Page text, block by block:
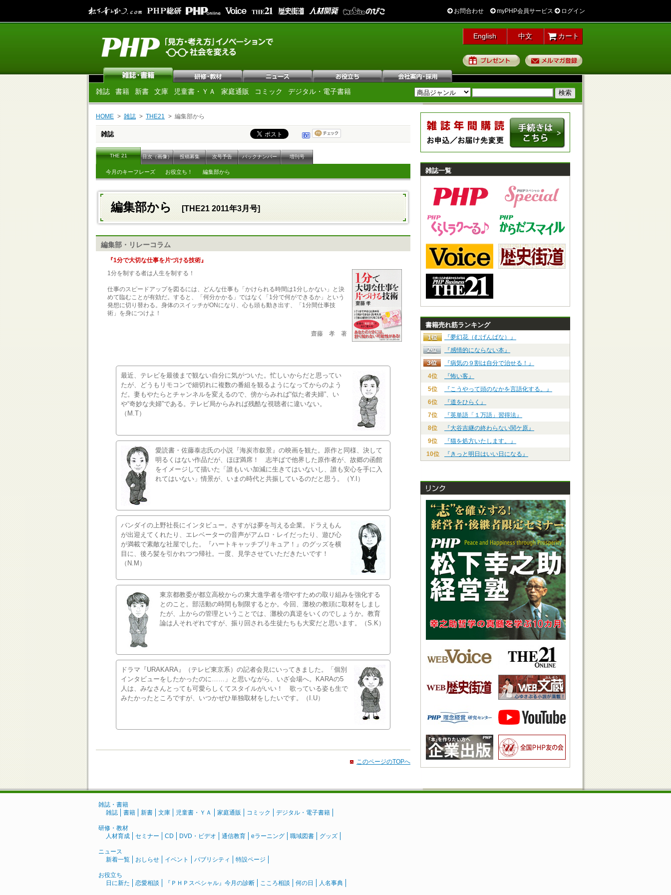
お問合わせ myPHP会員サービス ログイン
English 中文 カート
プレゼント
雑誌 書籍 新書 文庫 児童書・ＹＡ 家庭通販 コミック デジタル・電子書籍
HOME 雑誌 THE21 編集部から
雑誌
THE 21 目次（画像） 投稿募集 次号予告 バックナンバー 増刊号
今月のキーフレーズ お役立ち！ 編集部から
編集部から [THE21 2011年3月号]
編集部・リレーコラム
『1分で大切な仕事を片づける技術』
1分を制する者は人生を制する！
仕事のスピードアップを図るには、どんな仕事も「かけられる時間は1分しかない」と決
めて臨むことが有効だ。すると、「何分かかる」ではなく「1分で何ができるか」という
発想に切り替わる。身体のスイッチがONになり、心も頭も動き出す、「1分間仕事技
術」を身につけよ！
齋藤 孝 著
最近、テレビを最後まで観ない自分に気がついた。忙しいからだと思ってい
たが、どうもリモコンで細切れに複数の番組を観るようになってからのよう
だ。妻もやたらとチャンネルを変えるので、傍からみれば“似た者夫婦”、い
や“奇妙な夫婦”である。テレビ局からみれば残酷な視聴者に違いない。
（M.T）
愛読書・佐藤泰志氏の小説『海炭市叙景』の映画を観た。原作と同様、決して
明るくはない作品だが、ほぼ満席！ 志半ばで他界した原作者が、故郷の函館
をイメージして描いた「誰もいい加減に生きてはいないし、誰も安心を手に入
れてはいない」情景が、いまの時代と共振しているのだと思う。（Y.I）
バンダイの上野社長にインタビュー。さすがは夢を与える企業。ドラえもん
が出迎えてくれたり、エレベーターの音声がアムロ・レイだったり、遊び心
が満載で素敵な社屋でした。『ハートキャッチプリキュア！』のグッズを横
目に、後ろ髪を引かれつつ帰社。一度、見学させていただきたいです！
（N.M）
東京都教委が都立高校からの東大進学者を増やすための取り組みを強化する
とのこと。部活動の時間も制限するとか。今回、灘校の教頭に取材をしまし
たが、上からの管理ということでは、灘校の真逆をいくのでしょうか。教育
論は人それぞれですが、振り回される生徒たちも大変だと思います。（S.K）
ドラマ『URAKARA』（テレビ東京系）の記者会見にいってきました。「個別
インタビューをしたかったのに……」と思いながら、いざ会場へ。KARAの5
人は、みなさんとっても可愛らしくてスタイルがいい！ 歌っている姿も生で
みたかったところですが、いつかぜひ単独取材をしたいです。（I.U）
このページのTOPへ
雑誌一覧
書籍売れ筋ランキング
『夢幻花（むげんばな）』
『感情的にならない本』
『病気の９割は自分で治せる！』
4位
『怖い客』
5位
『こうやって頭のなかを言語化する。』
6位
『道をひらく』
7位
『英単語「１万語」習得法』
8位
『大谷吉継の終わらない関ケ原』
9位
『猫を処方いたします。』
10位
『きっと明日はいい日になる』
雑誌・書籍
雑誌
書籍 新書 文庫 児童書・ＹＡ 家庭通販 コミック デジタル・電子書籍
研修・教材
人材育成
セミナー CD DVD・ビデオ 通信教育 eラーニング 職域図書 グッズ
ニュース
新着一覧
おしらせ イベント パブリシティ 特設ページ
お役立ち
日に新た
恋愛相談 『ＰＨＰスペシャル』今月の診断 こころ相談 何の日 人名事典